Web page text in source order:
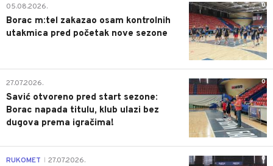
0
05.08.2026.
Borac m:tel zakazao osam kontrolnih
utakmica pred početak nove sezone
0
27.07.2026.
Savić otvoreno pred start sezone:
Borac napada titulu, klub ulazi bez
dugova prema igračima!
0
RUKOMET 27.07.2026.